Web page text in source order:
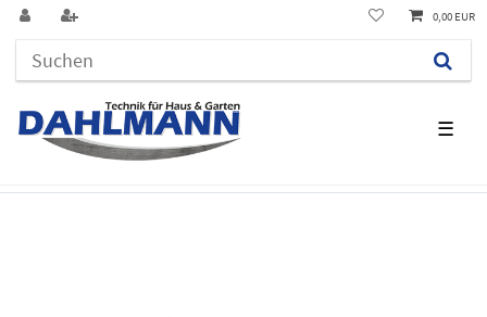
☰
0,00 EUR